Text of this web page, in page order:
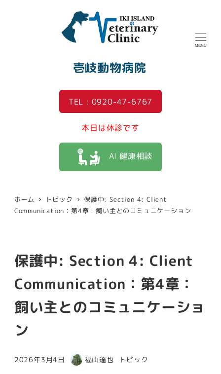
壱岐動物病院
MENU
TEL : 0920-47-6767
本日は休診です
AI 健康相談
ホーム トピック
保護中: Section 4: Client
Communication：第4章：飼い主とのコミュニケーション
保護中: Section 4: Client
Communication：第4章：
飼い主とのコミュニケーショ
ン
投稿日
2026年3月4日
著
福山達也 カテゴリー
トピック